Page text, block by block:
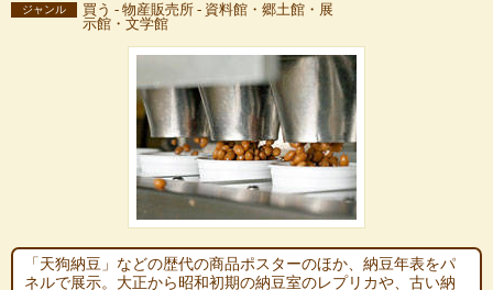
ジャンル
買う - 物産販売所 - 資料館・郷土館・展
示館・文学館
「天狗納豆」などの歴代の商品ポスターのほか、納豆年表をパ
ネルで展示。大正から昭和初期の納豆室のレプリカや、古い納